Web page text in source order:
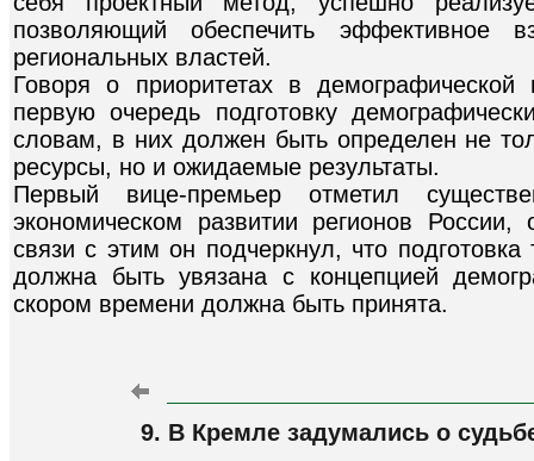
позволяющий обеспечить эффективное
региональных властей.
Говоря о приоритетах в
первую очередь подготовку
словам, в них должен быть определен не
ресурсы, но и ожидаемые результаты.
Первый вице-премьер отметил
экономическом развитии регионов
связи с этим он подчеркнул, что
должна быть увязана с концепцией
скором времени должна быть принята.
9. В Кремле задумались о